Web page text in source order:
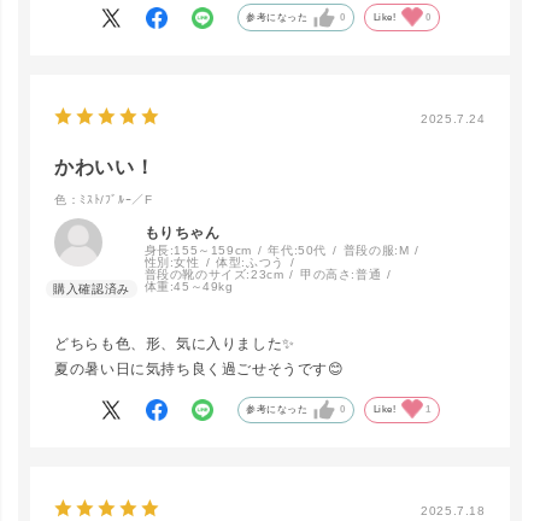
在庫なし
ﾌﾞﾗｯｸ/ｸﾞﾘｰ
ﾝ／F
在庫なし
参考になった 0 Like! 0
2025.7.24
かわいい！
色：ﾐｽﾄ/ﾌﾞﾙｰ／F
もりちゃん
身長:155～159cm 年代:50代 普段の服: M
性別:女性 体型: ふつう
普段の靴のサイズ:23cm 甲の高さ:普通
体重:45～49kg
どちらも色、形、気に入りました✨
夏の暑い日に気持ち良く過ごせそうです😊
参考になった 0 Like! 1
2025.7.18